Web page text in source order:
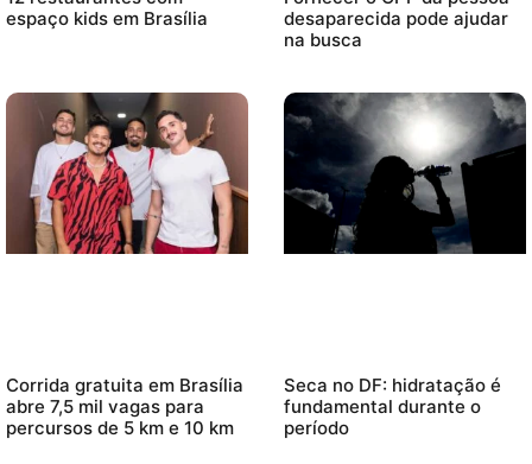
espaço kids em Brasília
desaparecida pode ajudar
na busca
Corrida gratuita em Brasília
abre 7,5 mil vagas para
percursos de 5 km e 10 km
Seca no DF: hidratação é
fundamental durante o
período